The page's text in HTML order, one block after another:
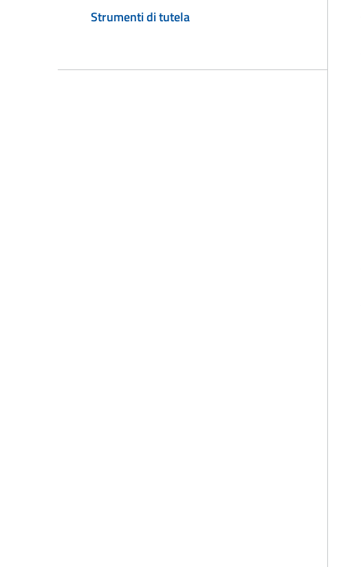
Strumenti di tutela